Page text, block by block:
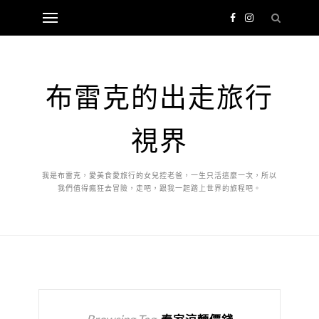
布雷克的出走旅行
視界
我是布雷克，愛美食愛旅行的女兒控老爸，一生只活這麼一次，所以
我們值得瘋狂去冒險，走吧，跟我一起踏上世界的旅程吧。